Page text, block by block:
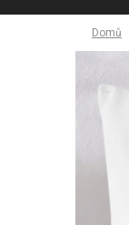
Domů
Domů